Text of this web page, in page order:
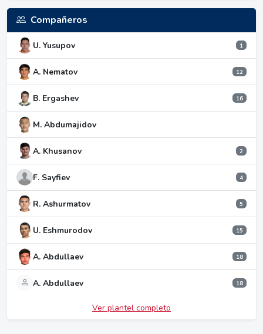
Compañeros
U. Yusupov 1
A. Nematov 12
B. Ergashev 16
M. Abdumajidov
A. Khusanov 2
F. Sayfiev 4
R. Ashurmatov 5
U. Eshmurodov 15
A. Abdullaev 18
A. Abdullaev 18
Ver plantel completo